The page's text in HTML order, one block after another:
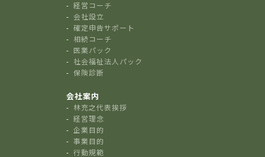
経営コーチ
会社設立
確定申告サポート
相続コーチ
医業パック
社会福祉法人パック
保険診断
会社案内
林充之代表挨拶
経営理念
企業目的
事業目的
行動規範